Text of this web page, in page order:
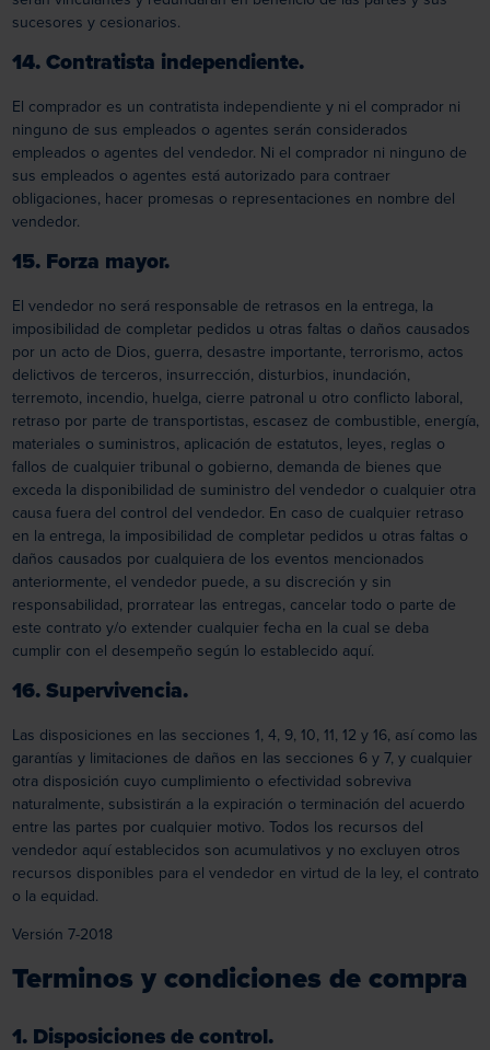
sucesores y cesionarios.
14. Contratista independiente.
El comprador es un contratista independiente y ni el comprador ni
ninguno de sus empleados o agentes serán considerados
empleados o agentes del vendedor. Ni el comprador ni ninguno de
sus empleados o agentes está autorizado para contraer
obligaciones, hacer promesas o representaciones en nombre del
vendedor.
15. Forza mayor.
El vendedor no será responsable de retrasos en la entrega, la
imposibilidad de completar pedidos u otras faltas o daños causados
por un acto de Dios, guerra, desastre importante, terrorismo, actos
delictivos de terceros, insurrección, disturbios, inundación,
terremoto, incendio, huelga, cierre patronal u otro conflicto laboral,
retraso por parte de transportistas, escasez de combustible, energía,
materiales o suministros, aplicación de estatutos, leyes, reglas o
fallos de cualquier tribunal o gobierno, demanda de bienes que
exceda la disponibilidad de suministro del vendedor o cualquier otra
causa fuera del control del vendedor. En caso de cualquier retraso
en la entrega, la imposibilidad de completar pedidos u otras faltas o
daños causados por cualquiera de los eventos mencionados
anteriormente, el vendedor puede, a su discreción y sin
responsabilidad, prorratear las entregas, cancelar todo o parte de
este contrato y/o extender cualquier fecha en la cual se deba
cumplir con el desempeño según lo establecido aquí.
16. Supervivencia.
Las disposiciones en las secciones 1, 4, 9, 10, 11, 12 y 16, así como las
garantías y limitaciones de daños en las secciones 6 y 7, y cualquier
otra disposición cuyo cumplimiento o efectividad sobreviva
naturalmente, subsistirán a la expiración o terminación del acuerdo
entre las partes por cualquier motivo. Todos los recursos del
vendedor aquí establecidos son acumulativos y no excluyen otros
recursos disponibles para el vendedor en virtud de la ley, el contrato
o la equidad.
Versión 7-2018
Terminos y condiciones de compra
1. Disposiciones de control.